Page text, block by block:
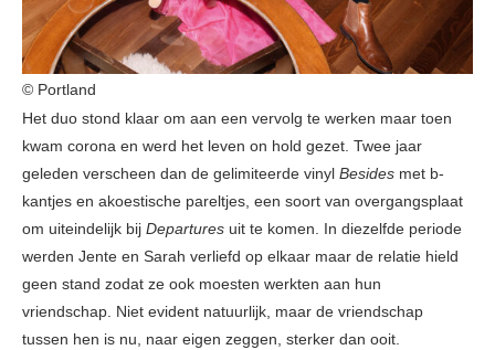
© Portland
Het duo stond klaar om aan een vervolg te werken maar toen
kwam corona en werd het leven on hold gezet. Twee jaar
geleden verscheen dan de gelimiteerde vinyl Besides met b-
kantjes en akoestische pareltjes, een soort van overgangsplaat
om uiteindelijk bij Departures uit te komen. In diezelfde periode
werden Jente en Sarah verliefd op elkaar maar de relatie hield
geen stand zodat ze ook moesten werkten aan hun
vriendschap. Niet evident natuurlijk, maar de vriendschap
tussen hen is nu, naar eigen zeggen, sterker dan ooit.